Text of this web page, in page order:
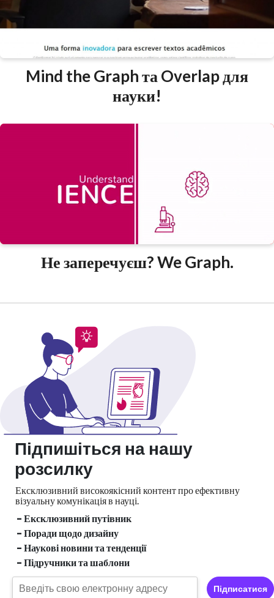
Mind the Graph та Overlap для
науки!
Не заперечуєш? We Graph.
Підпишіться на нашу
розсилку
Ексклюзивний високоякісний контент про ефективну
візуальнукомунікація в науці.
- Ексклюзивний путівник
- Поради щодо дизайну
- Наукові новини та тенденції
- Підручники та шаблони
Підписатися